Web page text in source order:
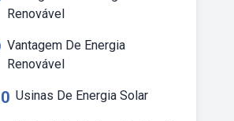
Renovável
Vantagem De Energia
Renovável
Usinas De Energia Solar